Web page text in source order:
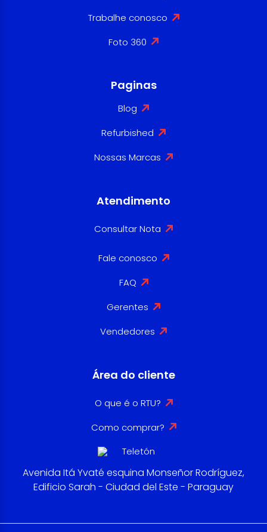
Trabalhe conosco
Foto 360
Paginas
Blog
Refurbished
Nossas Marcas
Atendimento
Consultar Nota
Fale conosco
FAQ
Gerentes
Vendedores
Área do cliente
O que é o RTU?
Como comprar?
Avenida Itá Yvaté esquina Monseñor Rodríguez,
Edificio Sarah - Ciudad del Este - Paraguay